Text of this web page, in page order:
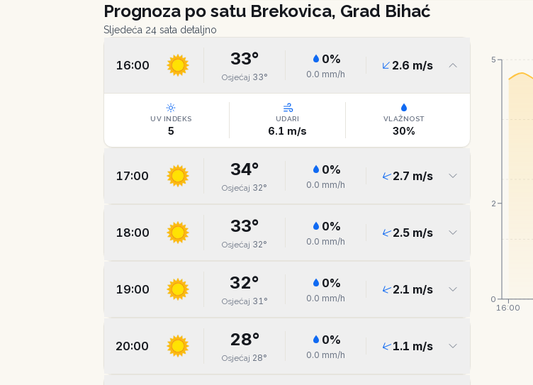
Prognoza po satu Brekovica, Grad Bihać
Sljedeća 24 sata detaljno
16:00 33°
Osjećaj 33°
0%
0.0 mm/h
2.6 m/s
UV INDEKS
5
UDARI
6.1 m/s
VLAŽNOST
30%
17:00 34°
Osjećaj 32°
0%
0.0 mm/h
2.7 m/s
18:00 33°
Osjećaj 32°
0%
0.0 mm/h
2.5m/s
19:00 32°
Osjećaj 31°
0%
0.0 mm/h
2.1 m/s
20:00 28°
Osjećaj 28°
0%
0.0 mm/h
1.1 m/s
16:00
0
2
5